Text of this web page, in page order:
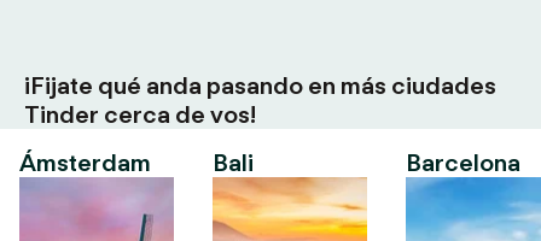
¡Fijate qué anda pasando en más ciudades
Tinder cerca de vos!
Ámsterdam
Bali Barcelona